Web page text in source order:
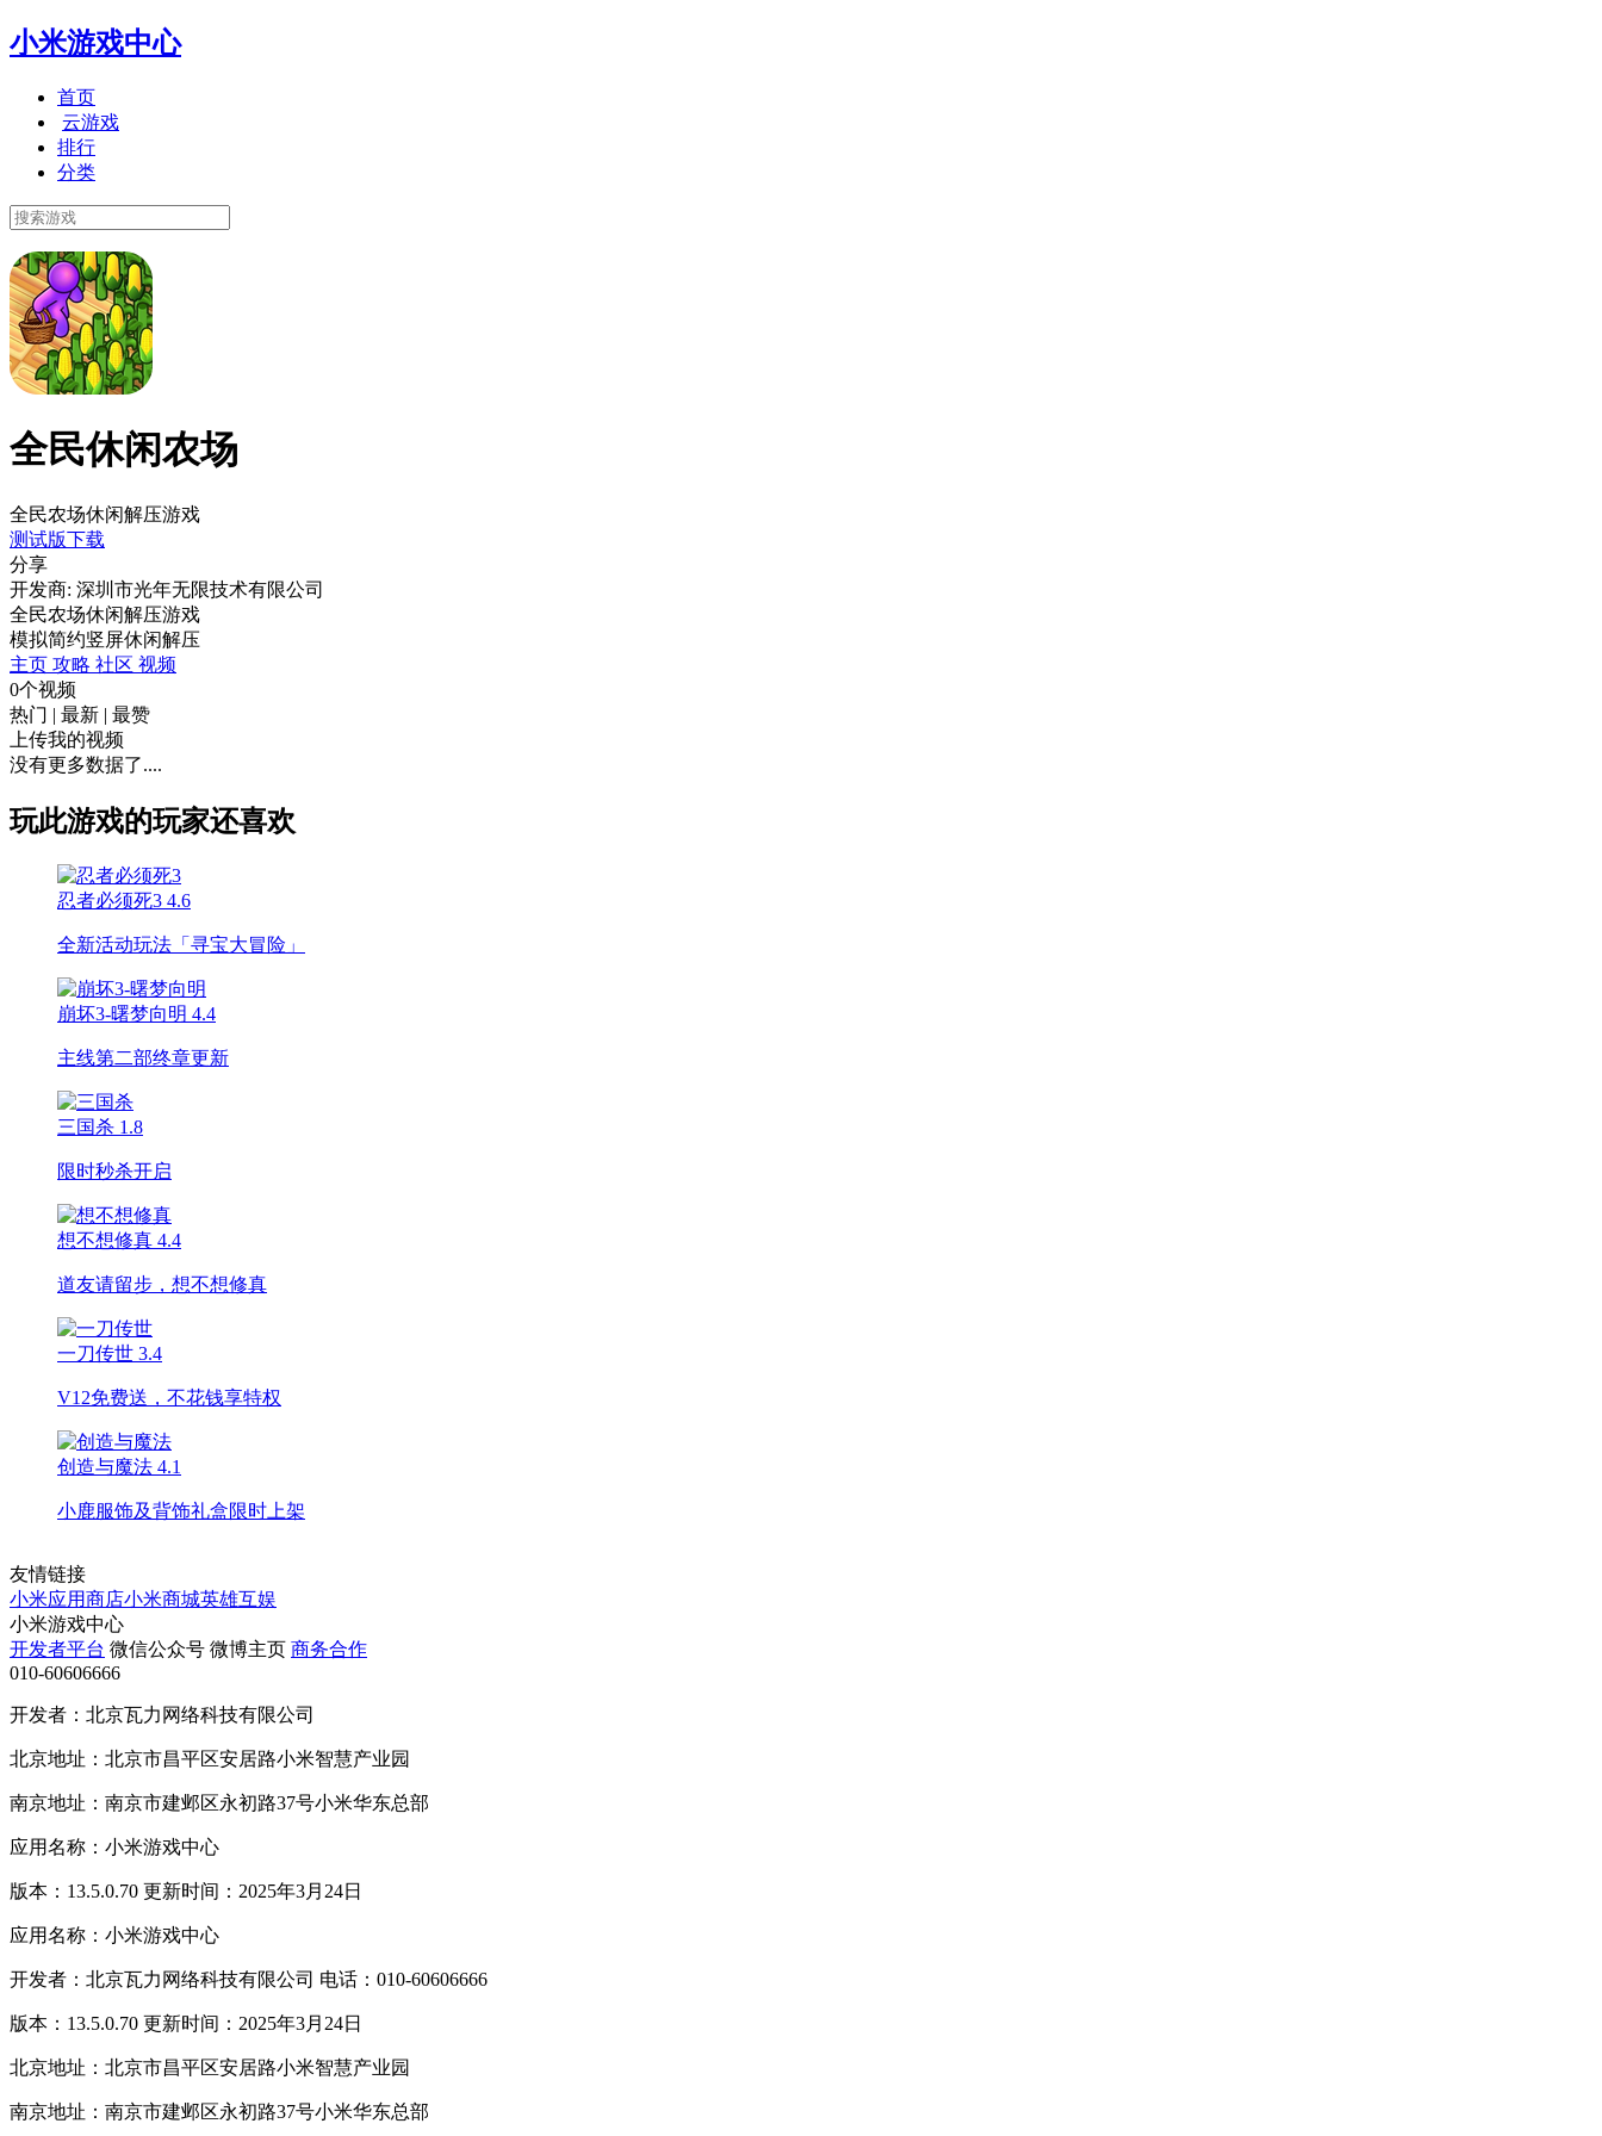
小米游戏中心
首页
云游戏
排行
分类
全民休闲农场
全民农场休闲解压游戏
测试版下载
分享
开发商: 深圳市光年无限技术有限公司
全民农场休闲解压游戏
模拟简约竖屏休闲解压
主页 攻略 社区 视频
0个视频
热门 | 最新 | 最赞
上传我的视频
没有更多数据了....
玩此游戏的玩家还喜欢
忍者必须死3 4.6
全新活动玩法「寻宝大冒险」
崩坏3-曙梦向明 4.4
主线第二部终章更新
三国杀 1.8
限时秒杀开启
想不想修真 4.4
道友请留步，想不想修真
一刀传世 3.4
V12免费送，不花钱享特权
创造与魔法 4.1
小鹿服饰及背饰礼盒限时上架
友情链接
小米应用商店小米商城英雄互娱
小米游戏中心
开发者平台 微信公众号 微博主页 商务合作
010-60606666
开发者：北京瓦力网络科技有限公司
北京地址：北京市昌平区安居路小米智慧产业园
南京地址：南京市建邺区永初路37号小米华东总部
应用名称：小米游戏中心
版本：13.5.0.70 更新时间：2025年3月24日
应用名称：小米游戏中心
开发者：北京瓦力网络科技有限公司 电话：010-60606666
版本：13.5.0.70 更新时间：2025年3月24日
北京地址：北京市昌平区安居路小米智慧产业园
南京地址：南京市建邺区永初路37号小米华东总部